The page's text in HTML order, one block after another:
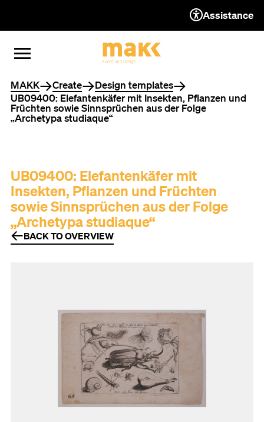
TO THE CONTENT
TO THE NAVIGATION
TO THE FOOTER
OPEN MENU
CLOSE MENU
Assistance
You are here
MAKK Create
Design templates
UB09400: Elefantenkäfer mit Insekten, Pflanzen und
Früchten sowie Sinnsprüchen aus der Folge
„Archetypa studiaque“
UB09400: Elefantenkäfer mit
Insekten, Pflanzen und Früchten
sowie Sinnsprüchen aus der Folge
„Archetypa studiaque“
BACK TO OVERVIEW